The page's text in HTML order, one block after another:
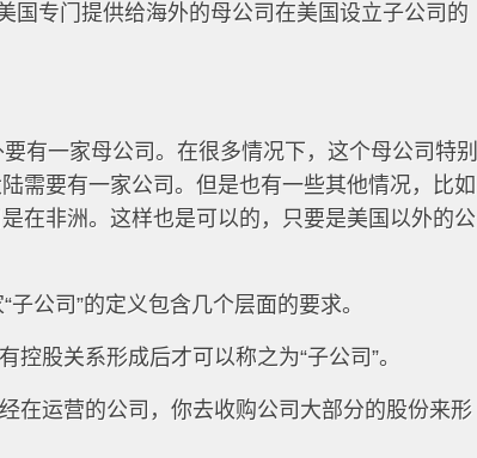
国专门提供给海外的母公司在美国设立子公司的
有一家母公司。在很多情况下，这个母公司特别
需要有一家公司。但是也有一些其他情况，比如
在非洲。这样也是可以的，只要是美国以外的公
公司”的定义包含几个层面的要求。
股关系形成后才可以称之为“子公司”。
在运营的公司，你去收购公司大部分的股份来形